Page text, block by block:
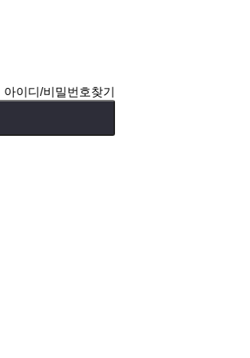
아이디/비밀번호찾기